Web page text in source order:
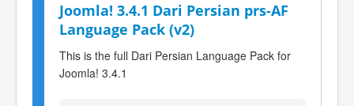
Joomla! 3.4.1 Dari Persian prs-AF
Language Pack (v2)
This is the full Dari Persian Language Pack for
Joomla! 3.4.1